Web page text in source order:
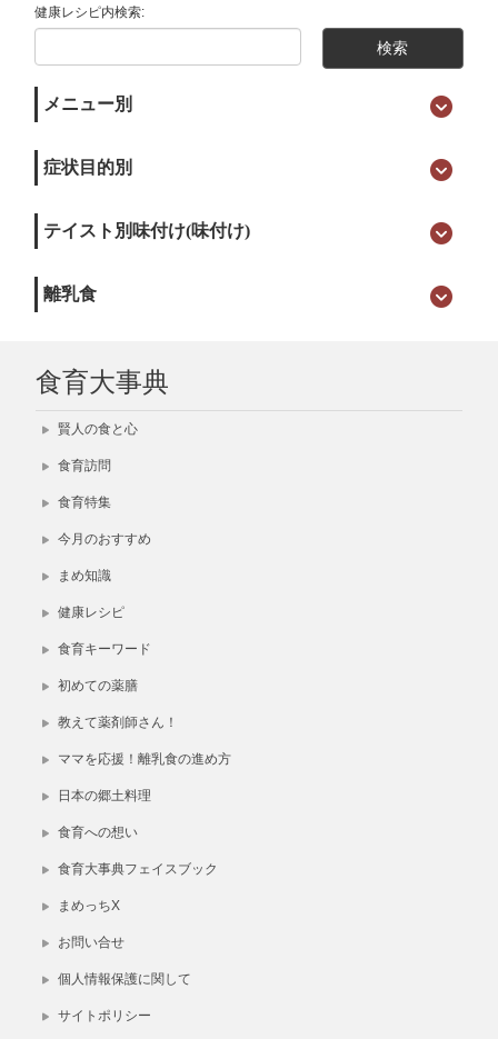
健康レシピ内検索:
メニュー別
症状目的別
テイスト別味付け(味付け)
離乳食
食育大事典
賢人の食と心
食育訪問
食育特集
今月のおすすめ
まめ知識
健康レシピ
食育キーワード
初めての薬膳
教えて薬剤師さん！
ママを応援！離乳食の進め方
日本の郷土料理
食育への想い
食育大事典フェイスブック
まめっちX
お問い合せ
個人情報保護に関して
サイトポリシー